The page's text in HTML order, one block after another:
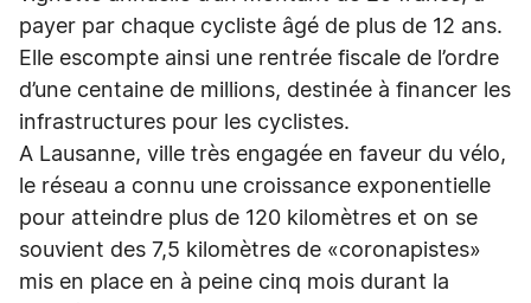
payer par chaque cycliste âgé de plus de 12 ans.
Elle escompte ainsi une rentrée fiscale de l’ordre
d’une centaine de millions, destinée à financer les
infrastructures pour les cyclistes.
A Lausanne, ville très engagée en faveur du vélo,
le réseau a connu une croissance exponentielle
pour atteindre plus de 120 kilomètres et on se
souvient des 7,5 kilomètres de «coronapistes»
mis en place en à peine cinq mois durant la